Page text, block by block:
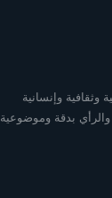
وثقافية وإنسانية
والرأي بدقة وموضوعية